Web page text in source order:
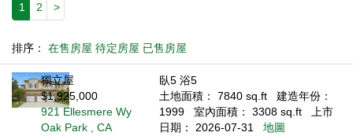
1 2 >
排序： 在售房屋 待定房屋 已售房屋
獨立屋
$1,925,000
921 Ellesmere Wy
Oak Park , CA
臥5 浴5
土地面積： 7840 sq.ft
建造年份：
1999
室內面積： 3308 sq.ft
上市
日期： 2026-07-31
地圖